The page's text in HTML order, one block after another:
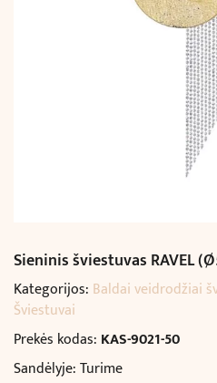
Sieninis šviestuvas RAVEL
Kategorijos: Baldai veidrodžiai
Šviestuvai
Prekės kodas: KAS-9021-50
Sandėlyje: Turime